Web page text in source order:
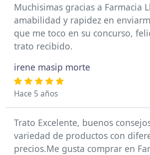
Muchisimas gracias a Farmacia
amabilidad y rapidez en
que me toco en su concurso,
trato recibido.
irene masip morte
Hace 5 años
Trato Excelente, buenos
variedad de productos con
precios.Me gusta comprar en